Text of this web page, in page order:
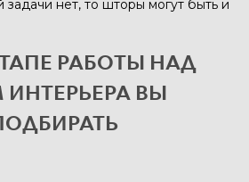
задачи нет, то шторы могут быть и
РАБОТЫ НАД
ВЫ